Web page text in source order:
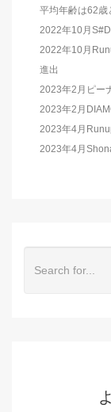
平均年齢は62歳
2022年10月
2022年10月
進出
2023年2月ピー
2023年2月
2023年4月
2023年4月